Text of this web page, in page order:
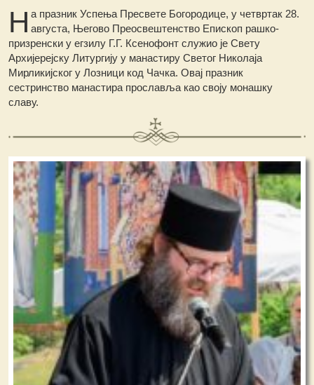
Н а празник Успења Пресвете Богородице, у четвртак 28.
августа, Његово Преосвештенство Епископ рашко-
призренски у егзилу Г.Г. Ксенофонт служио је Свету
Архијерејску Литургију у манастиру Светог Николаја
Мирликијског у Лозници код Чачка. Овај празник
сестринство манастира прославља као своју монашку
славу.